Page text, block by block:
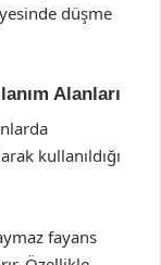
düşme
Alanları
kullanıldığı
fayans